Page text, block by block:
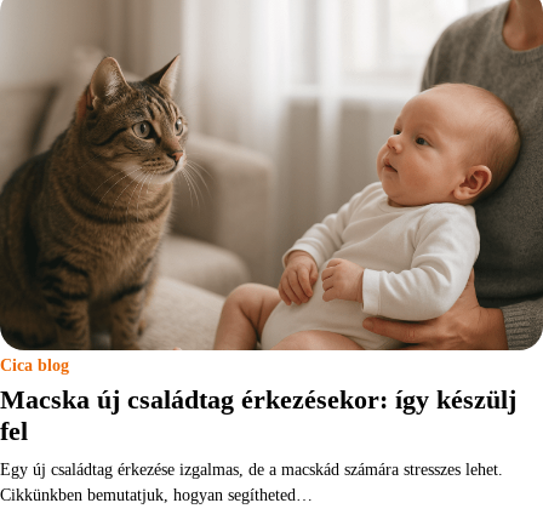
Cica blog
Macska új családtag érkezésekor: így készülj
fel
Egy új családtag érkezése izgalmas, de a macskád számára stresszes lehet.
Cikkünkben bemutatjuk, hogyan segítheted…